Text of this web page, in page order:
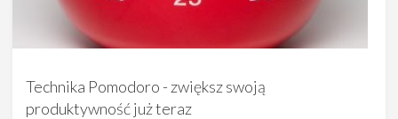
Technika Pomodoro - zwiększ swoją
produktywność już teraz